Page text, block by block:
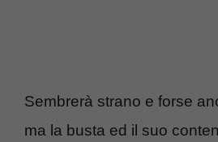
Sembrerà strano e forse
ma la busta ed il suo